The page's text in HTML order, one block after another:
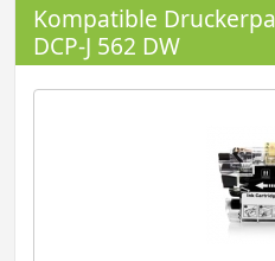
Kompatible
DCP-J 562 DW